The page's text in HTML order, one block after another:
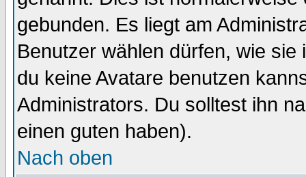
gebunden. Es liegt am
Benutzer wählen dürfen, wie
du keine Avatare benutzen
Administrators. Du solltest ihn
einen guten haben).
Nach oben